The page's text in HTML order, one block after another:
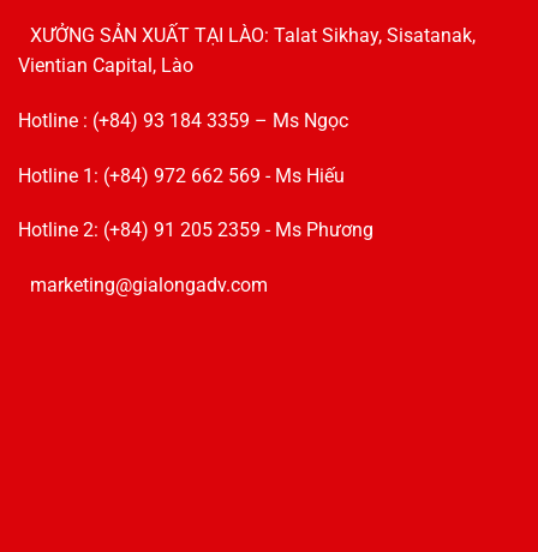
XƯỞNG SẢN XUẤT TẠI LÀO: Talat Sikhay, Sisatanak,
Vientian Capital, Lào
Hotline : (+84) 93 184 3359 – Ms Ngọc
Hotline 1: (+84) 972 662 569 - Ms Hiếu
Hotline 2: (+84) 91 205 2359 - Ms Phương
marketing@gialongadv.com